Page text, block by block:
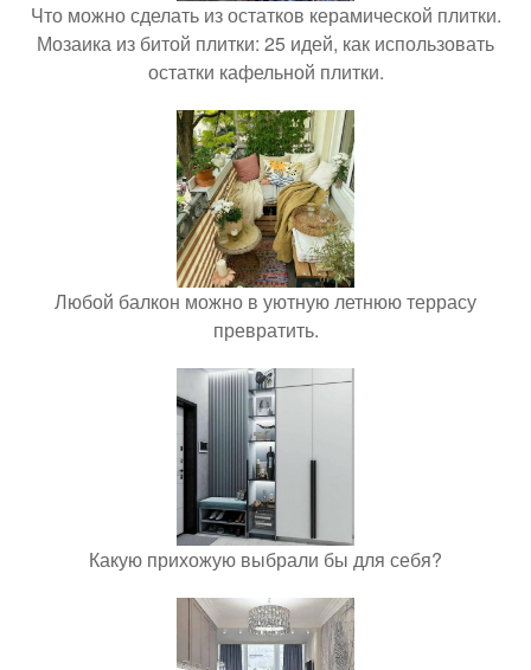
Что можно сделать из остатков керамической плитки.
Мозаика из битой плитки: 25 идей, как использовать
остатки кафельной плитки.
Любой балкон можно в уютную летнюю террасу
превратить.
Какую прихожую выбрали бы для себя?